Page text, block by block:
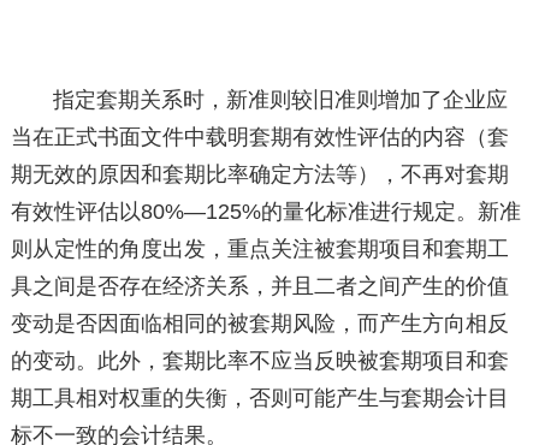
指定套期关系时，新准则较旧准则增加了企业应
当在正式书面文件中载明套期有效性评估的内容（套
期无效的原因和套期比率确定方法等），不再对套期
有效性评估以80%—125%的量化标准进行规定。新准
则从定性的角度出发，重点关注被套期项目和套期工
具之间是否存在经济关系，并且二者之间产生的价值
变动是否因面临相同的被套期风险，而产生方向相反
的变动。此外，套期比率不应当反映被套期项目和套
期工具相对权重的失衡，否则可能产生与套期会计目
标不一致的会计结果。